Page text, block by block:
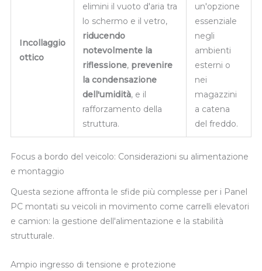
Incollaggio
ottico
elimini il vuoto d'aria tra
lo schermo e il vetro,
riducendo
notevolmente la
riflessione, prevenire
la condensazione
dell'umidità, e il
rafforzamento della
struttura.
un'opzione
essenziale
negli
ambienti
esterni o
nei
magazzini
a catena
del freddo.
Focus a bordo del veicolo: Considerazioni su alimentazione
e montaggio
Questa sezione affronta le sfide più complesse per i Panel
PC montati su veicoli in movimento come carrelli elevatori
e camion: la gestione dell'alimentazione e la stabilità
strutturale.
Ampio ingresso di tensione e protezione